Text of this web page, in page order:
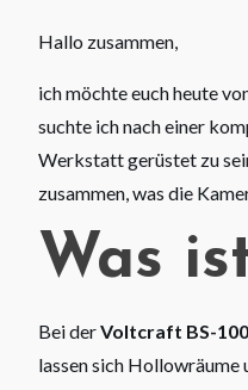
Hallo zusammen,
ich möchte euch heute
suchte ich nach einer
Werkstatt gerüstet zu
zusammen, was die
Was
Bei derVoltcraft BS-
lassen sich Hollowräume